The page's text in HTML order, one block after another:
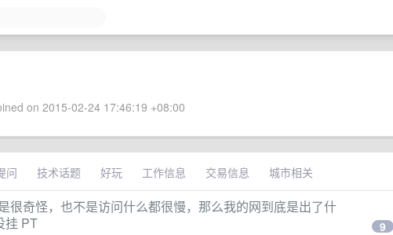
on 2015-02-24 17:46:19 +08:00
问 技术话题 好玩 工作信息 交易信息 城市相关
很奇怪，也不是访问什么都很慢，那么我的网到底是出了什
挂 PT
9